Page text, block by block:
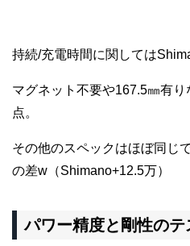
持続/充電時間に関しては
マグネット不要や167.5㎜有
点。
その他のスペックはほぼ同じ
の差w（Shimano+12.5万）
パワー精度と剛性のテ